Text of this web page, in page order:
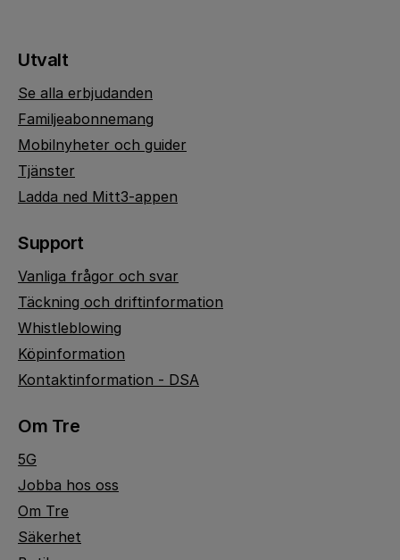
Utvalt
Se alla erbjudanden
Familjeabonnemang
Mobilnyheter och guider
Tjänster
Ladda ned Mitt3-appen
Support
Vanliga frågor och svar
Täckning och driftinformation
Whistleblowing
Köpinformation
Kontaktinformation - DSA
Om Tre
5G
Jobba hos oss
Om Tre
Säkerhet